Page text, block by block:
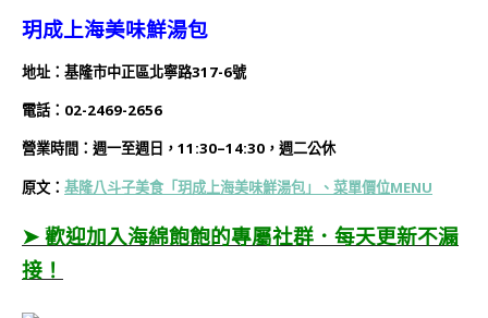
玥成上海美味鮮湯包
地址：基隆市中正區北寧路317-6號
電話：02-2469-2656
營業時間： 週一至週日 ，11:30–14:30，週二公休
原文： 基隆八斗子美食「玥成上海美味鮮湯包」、菜單價位MENU
➤ 歡迎加入海綿飽飽的專屬社群．每天更新不漏
接！